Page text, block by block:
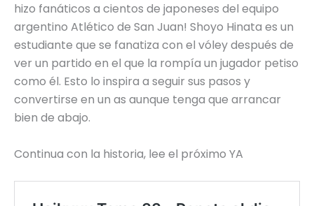
hizo fanáticos a cientos de japoneses del equipo
argentino Atlético de San Juan! Shoyo Hinata es un
estudiante que se fanatiza con el vóley después de
ver un partido en el que la rompía un jugador petiso
como él. Esto lo inspira a seguir sus pasos y
convertirse en un as aunque tenga que arrancar
bien de abajo.
Continua con la historia, lee el próximo YA